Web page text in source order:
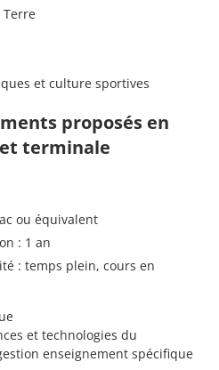
Terre
et culture sportives
proposés en
terminale
ou équivalent
: 1 an
: temps plein, cours en
et technologies du
enseignement spécifique